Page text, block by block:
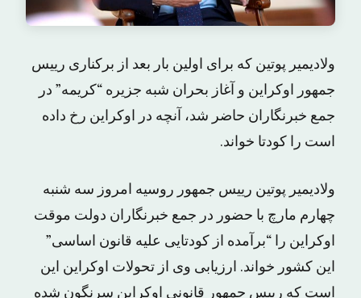
ولادیمیر پوتین که برای اولین بار بعد از برکناری رییس
جمهور اوکراین و آغاز بحران شبه جزیره “کریمه” در
جمع خبرنگاران حاضر شد، آنچه در اوکراین رخ داده
است را کودتا خواند.
ولادیمیر پوتین رییس جمهور روسیه امروز سه شنبه
چهارم مارچ با حضور در جمع خبرنگاران دولت موقت
اوکراین را “برآمده از کودتایی علیه قانون اساسی”
این کشور خواند. ارزیابی وی از تحولات اوکراین این
است که رییس جمهور قانونی اوکراین سرنگون شده